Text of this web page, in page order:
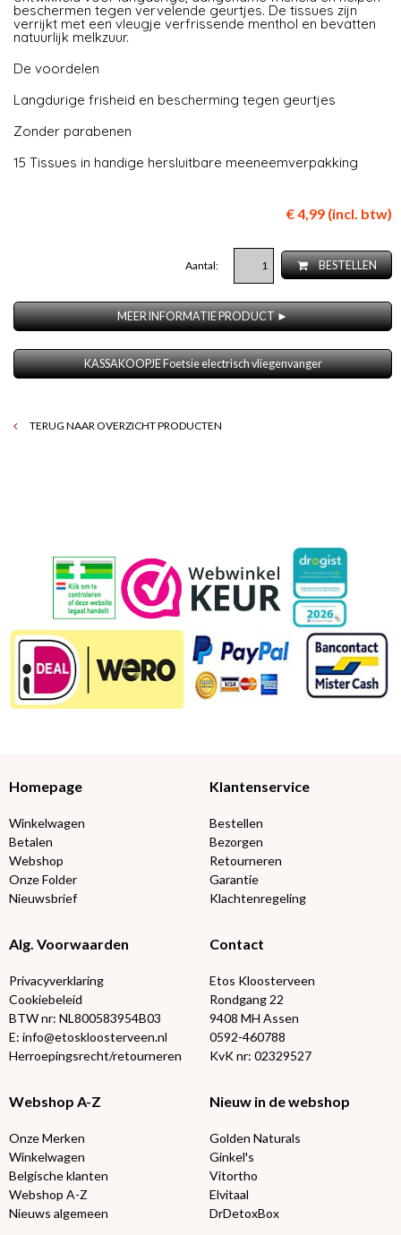
beschermen tegen vervelende geurtjes. De tissues zijn
verrijkt met een vleugje verfrissende menthol en bevatten
natuurlijk melkzuur.
De voordelen
Langdurige frisheid en bescherming tegen geurtjes
Zonder parabenen
15 Tissues in handige hersluitbare meeneemverpakking
€ 4,99 (incl. btw)
Aantal: BESTELLEN
MEER INFORMATIE PRODUCT ►
KASSAKOOPJE Foetsie electrisch vliegenvanger
TERUG NAAR OVERZICHT PRODUCTEN
Homepage
Winkelwagen
Betalen
Webshop
Onze Folder
Nieuwsbrief
Klantenservice
Bestellen
Bezorgen
Retourneren
Garantie
Klachtenregeling
Alg. Voorwaarden
Privacyverklaring
Cookiebeleid
BTW nr: NL800583954B03
E: info@etoskloosterveen.nl
Herroepingsrecht/retourneren
Contact
Etos Kloosterveen
Rondgang 22
9408 MH Assen
0592-460788
KvK nr: 02329527
Webshop A-Z
Onze Merken
Winkelwagen
Belgische klanten
Webshop A-Z
Nieuws algemeen
Nieuw in de webshop
Golden Naturals
Ginkel's
Vitortho
Elvitaal
DrDetoxBox